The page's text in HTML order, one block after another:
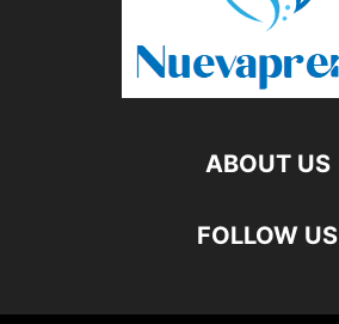
ABOUT US
FOLLOW US